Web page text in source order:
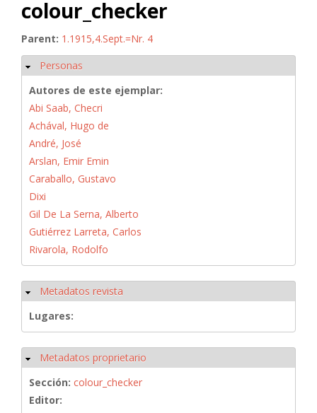
colour_checker
Parent: 1.1915,4.Sept.=Nr. 4
Ocultar
Personas
Autores de este ejemplar:
Abi Saab, Checri
Achával, Hugo de
André, José
Arslan, Emir Emin
Caraballo, Gustavo
Dixi
Gil De La Serna, Alberto
Gutiérrez Larreta, Carlos
Rivarola, Rodolfo
Ocultar
Metadatos revista
Lugares:
Ocultar
Metadatos proprietario
Sección: colour_checker
Editor: